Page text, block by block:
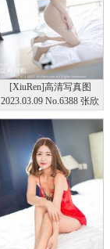
[XiuRen]高清写真图
2023.03.09 No.6388 张欣